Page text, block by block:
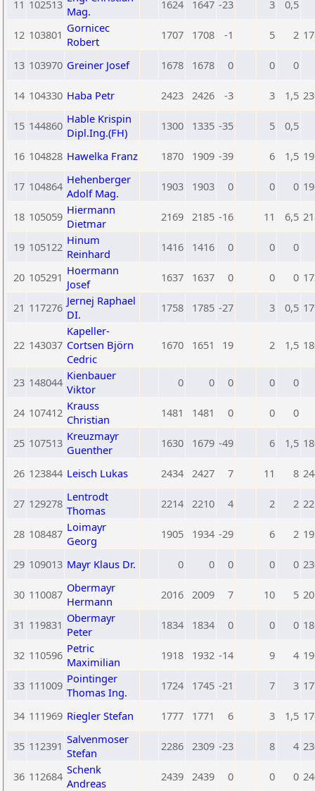
11 102513 Mag.
1624 1647 -23 3 0,5
12 103801 Gornicec
Robert
1707 1708 -1 5 2
13 103970 Greiner Josef 1678 1678 0 0 0
14 104330 Haba Petr 2423 2426 -3 3 1,5
15 144860 Hable Krispin
Dipl.Ing.(FH)
1300 1335 -35 5 0,5
16 104828 Hawelka Franz 1870 1909 -39 6 1,5
17 104864 Hehenberger
Adolf Mag.
1903 1903 0 0 0
18 105059 Hiermann
Dietmar
2169 2185 -16 11 6,5
19 105122 Hinum
Reinhard
1416 1416 0 0 0
20 105291 Hoermann
Josef
1637 1637 0 0 0
21 117276 Jernej Raphael
DI.
1758 1785 -27 3 0,5
22 143037
Kapeller-
Cortsen Björn
Cedric
1670 1651 19 2 1,5
23 148044 Kienbauer
Viktor
0 0 0 0 0
24 107412 Krauss
Christian
1481 1481 0 0 0
25 107513 Kreuzmayr
Guenther
1630 1679 -49 6 1,5
26 123844 Leisch Lukas 2434 2427 7 11 8
27 129278 Lentrodt
Thomas
2214 2210 4 2 2
28 108487 Loimayr
Georg
1905 1934 -29 6 2
29 109013 Mayr Klaus Dr. 0 0 0 0 0
30 110087 Obermayr
Hermann
2016 2009 7 10 5
31 119831 Obermayr
Peter
1834 1834 0 0 0
32 110596 Petric
Maximilian
1918 1932 -14 9 4
33 111009 Pointinger
Thomas Ing.
1724 1745 -21 7 3
34 111969 Riegler Stefan 1777 1771 6 3 1,5
35 112391 Salvenmoser
Stefan
2286 2309 -23 8 4
36 112684 Schenk
Andreas
2439 2439 0 0 0